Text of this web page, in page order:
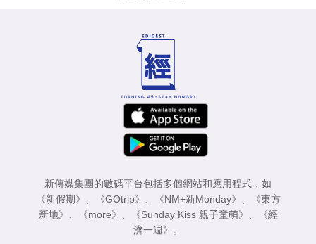
新傳媒集團的數碼平台包括多個網站和應用程式，如
《新假期》 、 《GOtrip》 、 《NM+新Monday》 、
《東方
新地》 、 《more》 、 《Sunday Kiss 親子童萌》 、
《經
濟一週》 。